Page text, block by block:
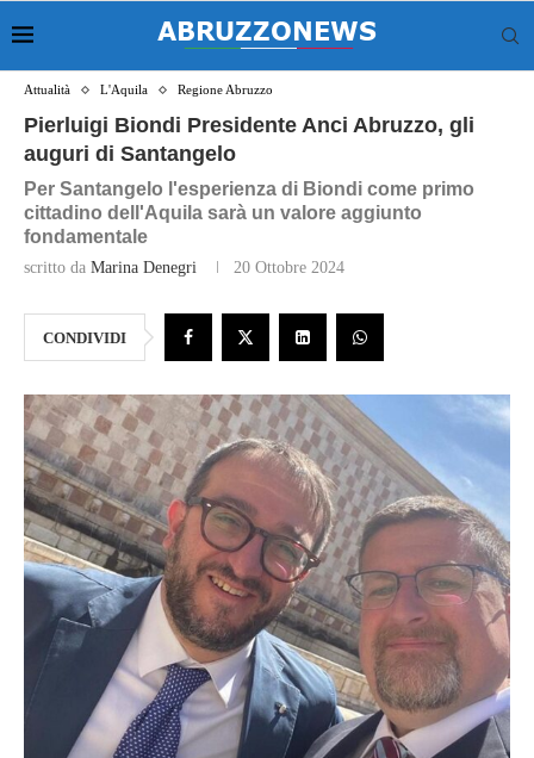
Attualità L'Aquila Regione Abruzzo
Pierluigi Biondi Presidente Anci Abruzzo, gli
auguri di Santangelo
Per Santangelo l'esperienza di Biondi come primo
cittadino dell'Aquila sarà un valore aggiunto
fondamentale
scritto da Marina Denegri 20 Ottobre 2024
CONDIVIDI